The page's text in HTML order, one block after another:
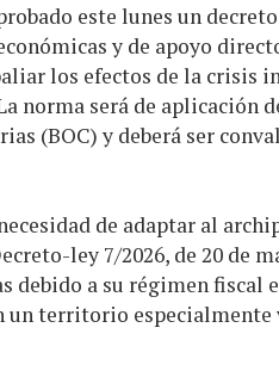
este lunes un
y de apoyo
los efectos de la crisis
norma será de aplicación
(BOC) y deberá ser
de adaptar al
ley 7/2026, de 20 de
debido a su régimen fiscal
un territorio